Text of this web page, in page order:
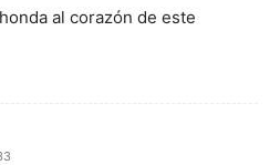
al corazón de este